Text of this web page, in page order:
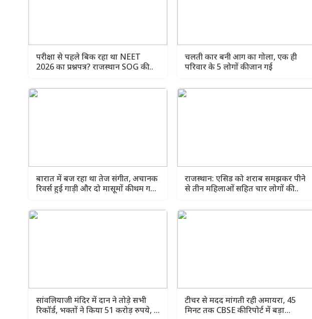
परीक्षा से पहले बिक रहा था NEET
2026 का प्रश्नपत्र? राजस्थान SOG की
चलती कार बनी आग का गोला, एक ही
परिवार के 5 लोगों की जान गई
बारात में बज रहा था तेज संगीत, अचानक
रिवर्स हुई गाड़ी और दो मासूमों की थम गई
राजस्थान: एसिड को शराब समझकर पीने
से तीन महिलाओं सहित चार लोगों की
सांवलियाजी मंदिर में दान ने तोड़े सभी
रिकॉर्ड, भक्तों ने किया 51 करोड़ रुपये, 1
टीचर से मदद मांगती रही अमायरा, 45
मिनट तक CBSE की रिपोर्ट में बड़ा